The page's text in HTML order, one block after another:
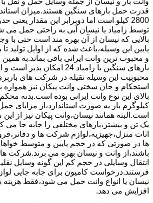
قدرت حمل بارهای سنگین هستند.میزان
توسط زامیاد یا نیسان آبی به راحتی حمل
بالایی که نیسان از آن بهره مند است حتی با
پایین این وسیله،باعث شده که از اوایل تولید
و محبوب ترین وانت ایرانی باقی بماند.به
بارهای سنگین با زامیاد 24
محبوبیت این وسیله نقیله در شرکت های
استحکام و جان سختی وانت پیکان نیز
کیلوگرم بار به صورت استاندارد،از مزایای
است.البته همانند نیسان،وانت پیکان نیز از این
یک تن و بیشتر،بارهای مختلفی را جابه جا می
اثاث منزل،جهیزیه،لوازم شرکت ها و
ها در صورتی که در حجم پایین و متوسط
باشند،از وانت و نیسان بهره می برند.شرکت
انتقال وسایلی در حجم کم این گونه وسایل
فرستند.درخواست کامیون برای جابه جایی
نیسان یا انواع وانت حمل می شود،فقط هزینه
افزایش می دهد.